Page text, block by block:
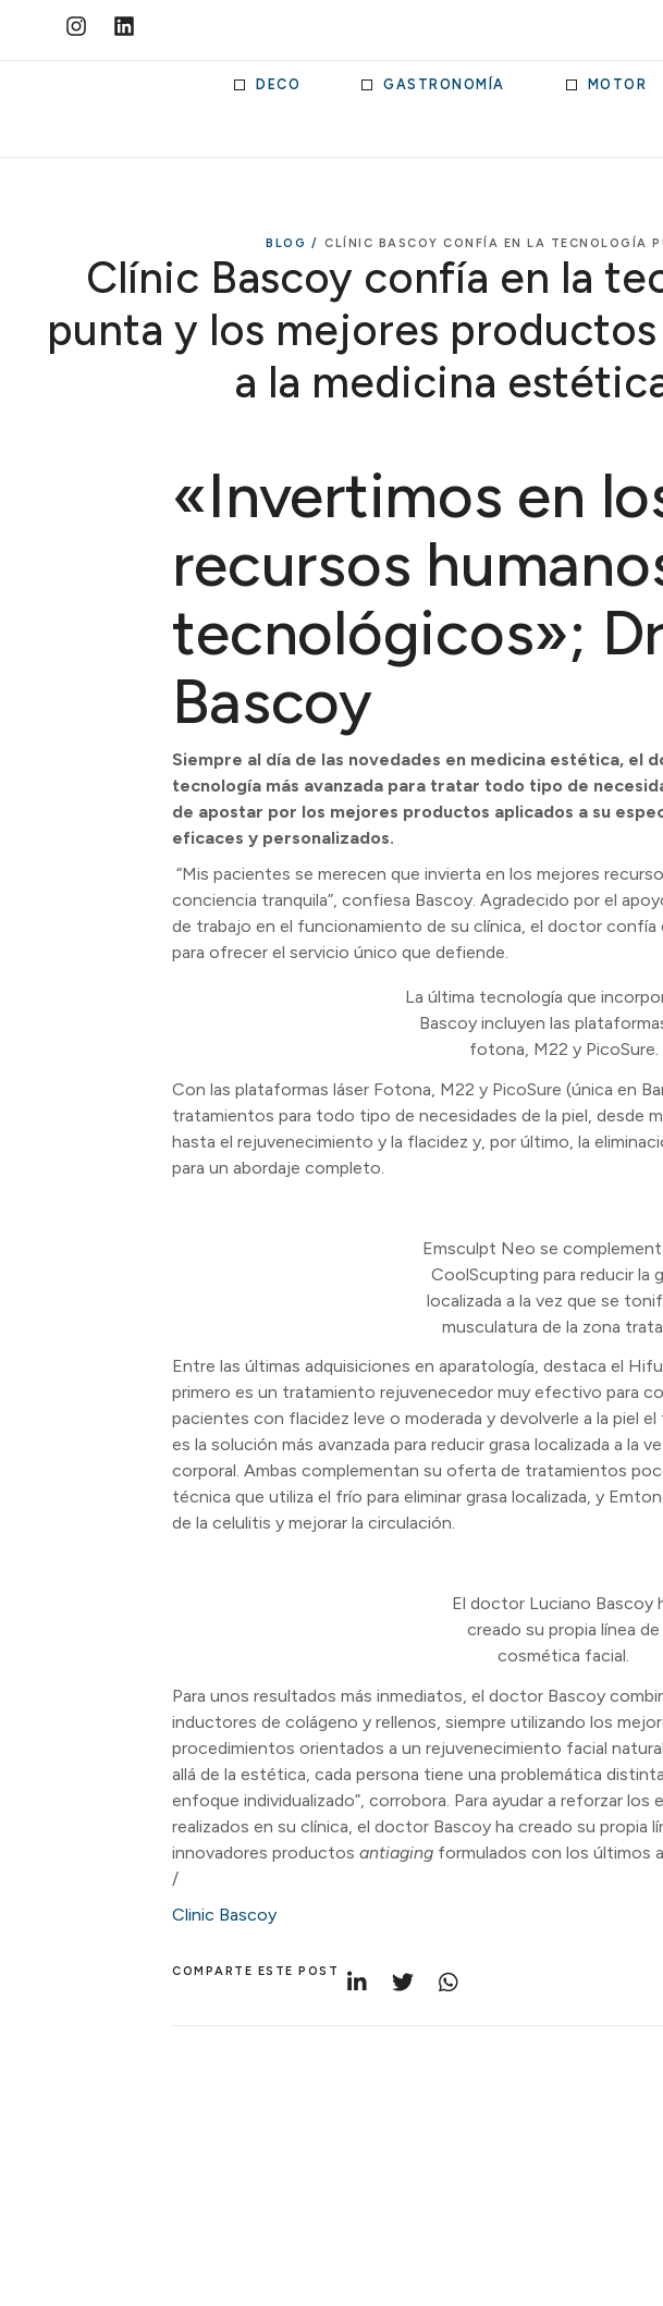
DECO GASTRONOMÍA MOTOR
BLOG / CLÍNIC BASCOY CONFÍA EN LA TECNOLOGÍA
Clínic Bascoy confía en la
punta y los mejores
a la medicina
«Invertimos en
recursos
tecnológicos»;
Bascoy
Siempre al día de las novedades en medicina estética, el
tecnología más avanzada para tratar todo tipo de
de apostar por los mejores productos aplicados a su
eficaces y personalizados.
“Mis pacientes se merecen que invierta en los mejores
conciencia tranquila”, confiesa Bascoy. Agradecido por el
de trabajo en el funcionamiento de su clínica, el doctor confía
para ofrecer el servicio único que defiende.
La última tecnología que
Bascoy incluyen las
fotona, M22 y PicoSure.
Con las plataformas láser Fotona, M22 y PicoSure (única en
tratamientos para todo tipo de necesidades de la piel, desde
hasta el rejuvenecimiento y la flacidez y, por último, la
para un abordaje completo.
Emsculpt Neo se
CoolScupting para reducir la
localizada a la vez que se
musculatura de la zona
Entre las últimas adquisiciones en aparatología, destaca el
primero es un tratamiento rejuvenecedor muy efectivo para
pacientes con flacidez leve o moderada y devolverle a la piel
es la solución más avanzada para reducir grasa localizada a la
corporal. Ambas complementan su oferta de tratamientos
técnica que utiliza el frío para eliminar grasa localizada, y
de la celulitis y mejorar la circulación.
El doctor Luciano Bascoy
creado su propia línea de
cosmética facial.
Para unos resultados más inmediatos, el doctor Bascoy
inductores de colágeno y rellenos, siempre utilizando los
procedimientos orientados a un rejuvenecimiento facial
allá de la estética, cada persona tiene una problemática
enfoque individualizado”, corrobora. Para ayudar a reforzar
realizados en su clínica, el doctor Bascoy ha creado su propia
innovadores productosantiaging formulados con los últimos
/
Clinic Bascoy
COMPARTE ESTE POST